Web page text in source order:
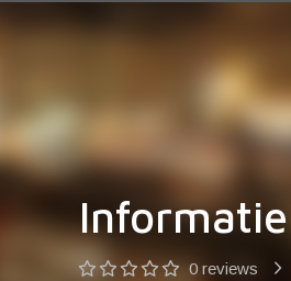
0 reviews